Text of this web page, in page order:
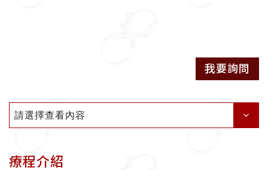
我要詢問
請選擇查看內容
療程介紹